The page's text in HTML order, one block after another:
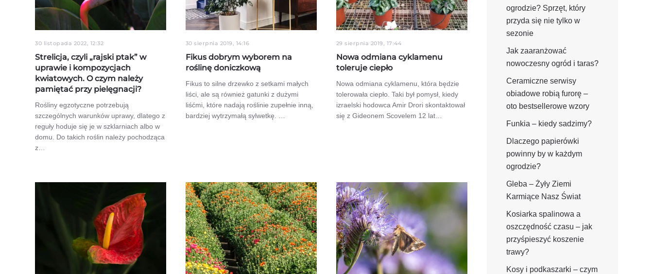
30 listopada 2022, 12:32
Strelicja, czyli „rajski ptak” w
uprawie i kompozycjach
kwiatowych. O czym należy
pamiętać przy pielęgnacji?
Rośliny egzotyczne potrzebują
szczególnych warunków uprawy, dlatego z
reguły hoduje się je w szklarniach albo w
domu. Do takich roślin należy pochodząca
z…
30 sierpnia 2019, 14:16
Fikus dobrym wyborem na
roślinę doniczkową
Fikus to silne drzewko z setkami małych
liści, ale są również gatunki z dużymi
liśćmi, które nadają roślinie zupełnie inną,
bardziej wytrzymałą sylwetkę. …
29 sierpnia 2019, 17:44
Nowa odmiana cyklamenu
toleruje ciepło
Nowa odmiana cyklamenu, która będzie
tolerowała ciepło. Taki był pomysł, kiedy
izraelski hodowca Amir Drori skontaktował
się z Gideonem Scovelem 12 lat…
ogrodzie? Sprzęt, który
przyda się nie tylko w
sezonie
Jak zaaranżować
nowoczesny ogród i taras?
Ceramiczne serwisy
obiadowe robią furorę –
oto bestsellerowe wzory
Funkia – kiedy sadzimy?
Dlaczego papierówki
powinny by w każdym
ogrodzie?
Gleba – Żyły Ziemi
Karmiące Nasz Świat
Kosiarka spalinowa a
oszczędność czasu – jak
przyśpieszyć koszenie
trawy?
Kosy i podkaszarki – czym